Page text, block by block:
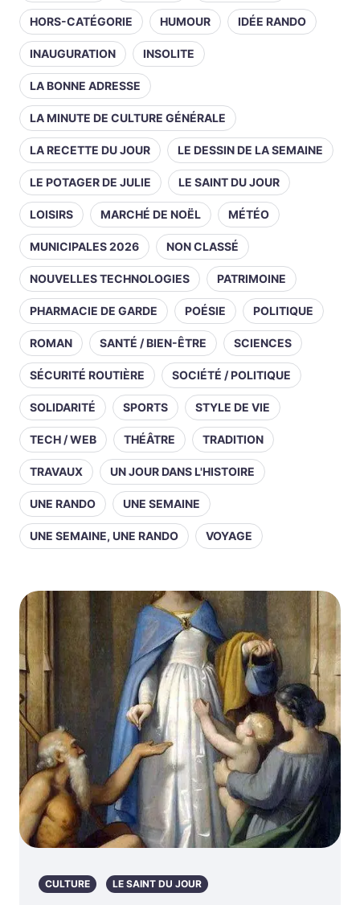
HORS-CATÉGORIE HUMOUR IDÉE RANDO
INAUGURATION INSOLITE
LA BONNE ADRESSE
LA MINUTE DE CULTURE GÉNÉRALE
LA RECETTE DU JOUR LE DESSIN DE LA SEMAINE
LE POTAGER DE JULIE LE SAINT DU JOUR
LOISIRS MARCHÉ DE NOËL MÉTÉO
MUNICIPALES 2026 NON CLASSÉ
NOUVELLES TECHNOLOGIES PATRIMOINE
PHARMACIE DE GARDE POÉSIE POLITIQUE
ROMAN SANTÉ / BIEN-ÊTRE SCIENCES
SÉCURITÉ ROUTIÈRE SOCIÉTÉ / POLITIQUE
SOLIDARITÉ SPORTS STYLE DE VIE
TECH / WEB THÉÂTRE TRADITION
TRAVAUX UN JOUR DANS L'HISTOIRE
UNE RANDO UNE SEMAINE
UNE SEMAINE, UNE RANDO VOYAGE
CULTURE LE SAINT DU JOUR